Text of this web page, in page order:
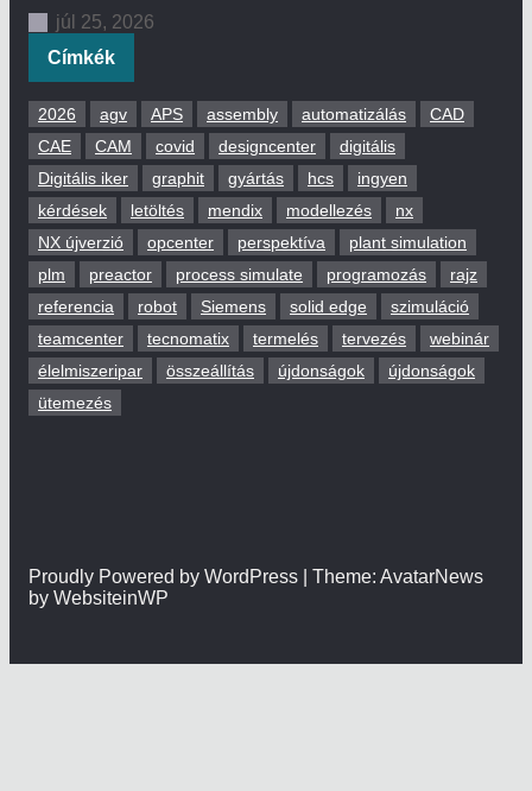
júl 25, 2026
Címkék
2026 agv APS assembly automatizálás
CAD
CAE
CAM covid designcenter
digitális
Digitális iker
graphit gyártás hcs
ingyen
kérdések
letöltés mendix modellezés
nx
NX újverzió
opcenter perspektíva
plant simulation
plm
preactor process simulate programozás
rajz
referencia
robot Siemens solid edge
szimuláció
teamcenter
tecnomatix termelés tervezés
webinár
élelmiszeripar
összeállítás újdonságok
újdonságok
ütemezés
Proudly Powered by WordPress | Theme: AvatarNews
by WebsiteinWP